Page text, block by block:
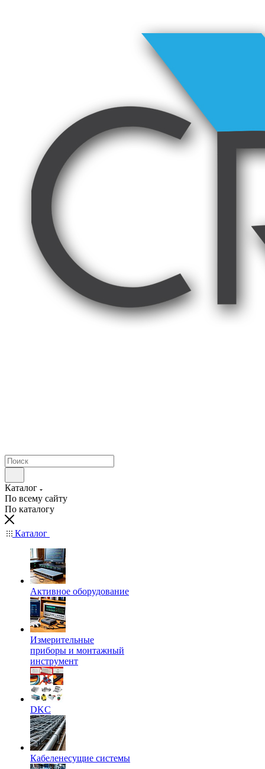
Каталог
По всему сайту
По каталогу
Каталог
Активное оборудование
Измерительные
приборы и монтажный
инструмент
DKC
Кабеленесущие системы